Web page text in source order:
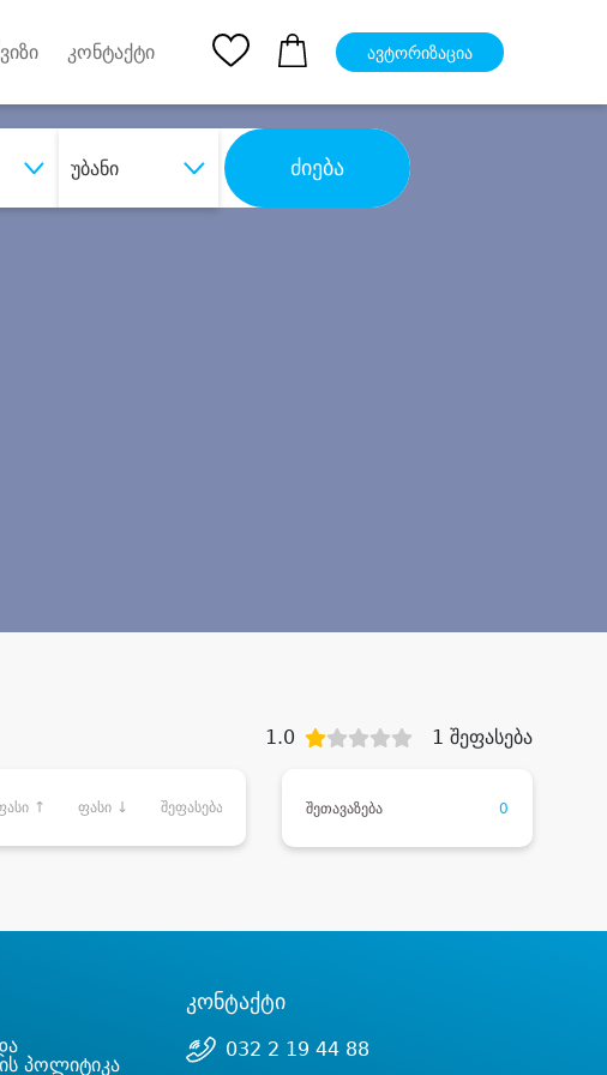
კონტაქტი ავტორიზაცია
უბანი ძიება
1.0 1 შეფასება
↑ ფასი ↓ შეფასება შეთავაზება 0
პოლიტიკა
კონტაქტი
032 2 19 44 88